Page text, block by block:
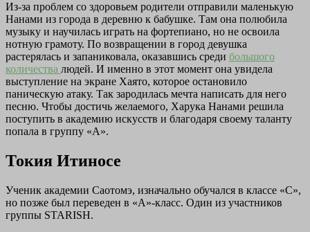
Из-за проблем со здоровьем родители отправили маленькую
Нанами из города в деревню к бабушке. Там она полюбила
музыку и научилась играть на фортепиано, но не освоила
нотную грамоту. По возвращении в город девушка
растерялась и запаниковала, оказавшись среди большого
количества людей. И именно в этот момент она увидела
выступление на экране Хаято, которое остановило
паническую атаку. Так зародилась мечта написать для него
песню. Чтобы достичь желаемого, Харука Нанами решила
поступить в академию искусств и благодаря своему таланту
попала в группу «А».
Токия Итиносе
Ученик академии Саотомэ, изначально обучался в классе «С»,
но позже был переведен в «А»-класс. Один из участников
группы STARISH.